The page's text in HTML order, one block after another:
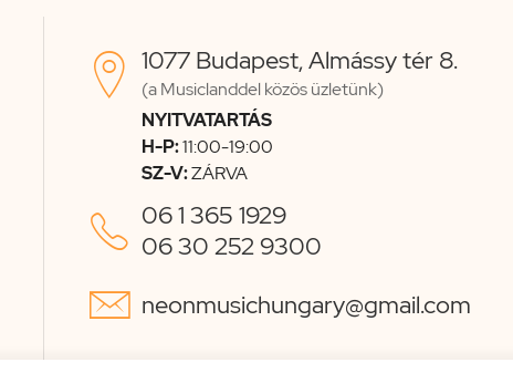
 1077 Budapest, Almássy tér 8.
(a Musiclanddel közös üzletünk)
NYITVATARTÁS
H-P:11:00-19:00
SZ-V:ZÁRVA
 06 1 365 1929
06 30 252 9300
 neonmusichungary@gmail.com